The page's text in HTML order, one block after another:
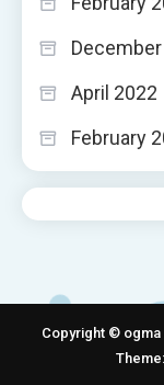
April 2022
February
Copyright © ogma